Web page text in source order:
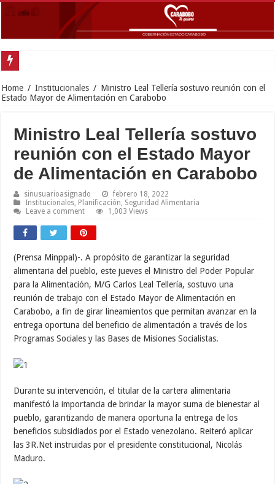
Home / Institucionales / Ministro Leal Tellería sostuvo reunión con el
Estado Mayor de Alimentación en Carabobo
Ministro Leal Tellería sostuvo
reunión con el Estado Mayor
de Alimentación en Carabobo
sinusuarioasignado
febrero 18, 2022
Institucionales Planificación Seguridad Alimentaria
Leave a comment
1,003 Views
(Prensa Minppal)-. A propósito de garantizar la seguridad
alimentaria del pueblo, este jueves el Ministro del Poder Popular
para la Alimentación, M/G Carlos Leal Tellería, sostuvo una
reunión de trabajo con el Estado Mayor de Alimentación en
Carabobo, a fin de girar lineamientos que permitan avanzar en la
entrega oportuna del beneficio de alimentación a través de los
Programas Sociales y las Bases de Misiones Socialistas.
Durante su intervención, el titular de la cartera alimentaria
manifestó la importancia de brindar la mayor suma de bienestar al
pueblo, garantizando de manera oportuna la entrega de los
beneficios subsidiados por el Estado venezolano. Reiteró aplicar
las 3R.Net instruidas por el presidente constitucional, Nicolás
Maduro.